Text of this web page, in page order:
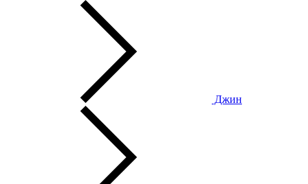
Джин